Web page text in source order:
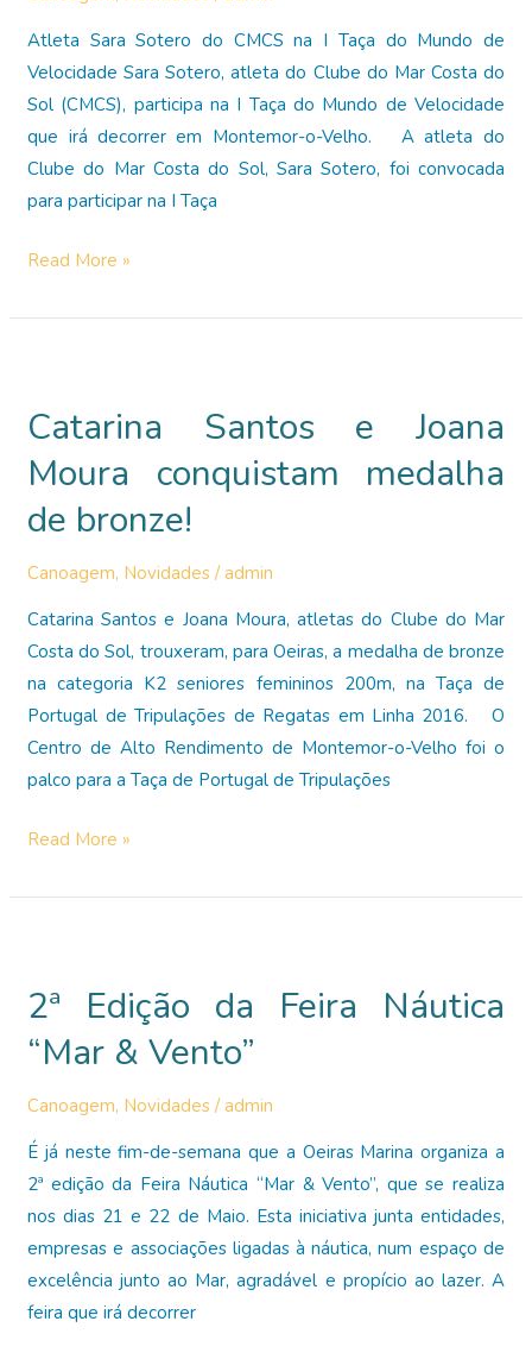
Atleta Sara Sotero do CMCS na I Taça do Mundo de
Velocidade Sara Sotero, atleta do Clube do Mar Costa do
Sol (CMCS), participa na I Taça do Mundo de Velocidade
que irá decorrer em Montemor-o-Velho. A atleta do
Clube do Mar Costa do Sol, Sara Sotero, foi convocada
para participar na I Taça
Sara
Taça
de
Read More »
Catarina Santos e Joana
Moura conquistam medalha
de bronze!
Canoagem, Novidades /admin
Catarina Santos e Joana Moura, atletas do Clube do Mar
Costa do Sol, trouxeram, para Oeiras, a medalha de bronze
na categoria K2 seniores femininos 200m, na Taça de
Portugal de Tripulações de Regatas em Linha 2016. O
Centro de Alto Rendimento de Montemor-o-Velho foi o
palco para a Taça de Portugal de Tripulações
Catarina
e
conquistam
de
bronze!
Read More »
2ª Edição da Feira Náutica
“Mar & Vento”
Canoagem, Novidades /admin
É já neste fim-de-semana que a Oeiras Marina organiza a
2ª edição da Feira Náutica “Mar & Vento”, que se realiza
nos dias 21 e 22 de Maio. Esta iniciativa junta entidades,
empresas e associações ligadas à náutica, num espaço de
excelência junto ao Mar, agradável e propício ao lazer. A
feira que irá decorrer